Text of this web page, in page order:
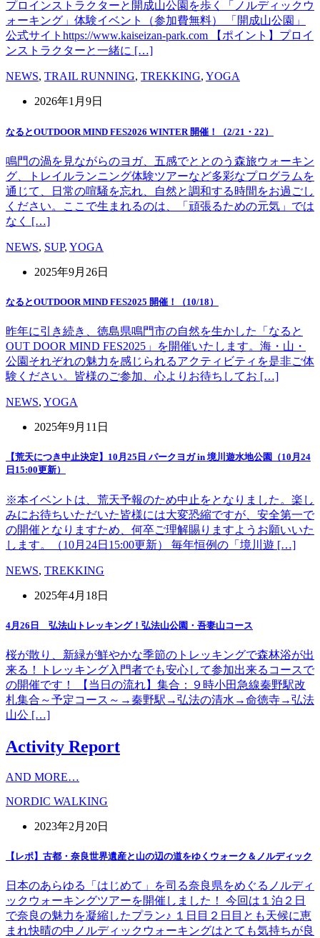
プロインストラクターと開成山公園を歩く「ノルディックウ
ォーキング」体験イベント（参加費無料） 「開成山公園」
公式サイトhttps://www.kaiseizan-park.com 【ポイント】プロイ
ンストラクターと一緒に […]
NEWS, TRAIL RUNNING, TREKKING, YOGA
2026年1月9日
なるとOUTDOOR MIND FES2026 WINTER 開催！（2/21・22）
鳴門の渦を見ながらのヨガ、五感でととのう森旅ウォーキン
グ、トレイルランニング体験ツアーなど多彩なプログラムを
通じて、日常の喧騒を忘れ、自然と調和する時間をお過ごし
ください。ここで生まれるのは、「頑張るための元気」では
なく […]
NEWS, SUP, YOGA
2025年9月26日
なるとOUTDOOR MIND FES2025 開催！（10/18）
昨年に引き続き、徳島県鳴門市の自然を生かした「なると
OUT DOOR MIND FES2025」を開催いたします。海・山・
公園それぞれの魅力を感じられるアクティビティを是非ご体
験ください。皆様のご参加、心よりお待ちしてお […]
NEWS, YOGA
2025年9月11日
【荒天につき中止決定】10月25日 パークヨガ in 境川遊水地公園（10月24
日15:00更新）
※本イベントは、荒天予報のため中止をとなりました。楽し
みにお待ちいただいた皆様には大変恐縮ですが、安全第一で
の開催となりますため、何卒ご理解賜りますようお願いいた
します。（10月24日15:00更新） 毎年恒例の「境川遊 […]
NEWS, TREKKING
2025年4月18日
4月26日 弘法山トレッキング！弘法山公園・吾妻山コース
桜が散り、新緑が鮮やかな季節のトレッキングで森林浴が出
来る！トレッキング入門者でも安心して参加出来るコースで
の開催です！ 【当日の流れ】集合：９時小田急線秦野駅改
札集合～予定コース～→秦野駅→弘法の清水→命徳寺→弘法
山公 […]
Activity Report
AND MORE…
NORDIC WALKING
2023年2月20日
【レポ】古都・奈良世界遺産と山の辺の道をゆくウォーク＆ノルディック
日本のあらゆる「はじめて」を司る奈良県をめぐるノルディ
ックウォーキングツアーを開催しました！ 今回は１泊２日
で奈良の魅力を凝縮したプラン♪ １日目２日目とも天候に恵
まれ快晴の中ノルディックウォーキングはとても気持ちが良